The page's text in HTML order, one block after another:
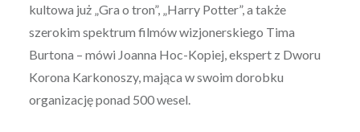
kultowa już „Gra o tron”, „Harry Potter”, a także
szerokim spektrum filmów wizjonerskiego Tima
Burtona – mówi Joanna Hoc-Kopiej, ekspert z Dworu
Korona Karkonoszy, mająca w swoim dorobku
organizację ponad 500 wesel.